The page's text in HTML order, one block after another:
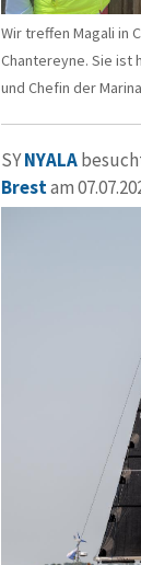
Wir treffen Magali in
Chantereyne. Sie ist
und Chefin der
SYNYALA
Brestam